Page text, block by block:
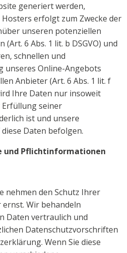
generiert werden,
Hosters erfolgt zum Zwecke der
unseren potenziellen
(Art. 6 Abs. 1 lit. b DSGVO) und
schnellen und
unseres Online-Angebots
Anbieter (Art. 6 Abs. 1 lit. f
Ihre Daten nur insoweit
seiner
ist und unsere
Daten befolgen.
und Pflichtinformationen
nehmen den Schutz Ihrer
Wir behandeln
Daten vertraulich und
Datenschutzvorschriften
Wenn Sie diese